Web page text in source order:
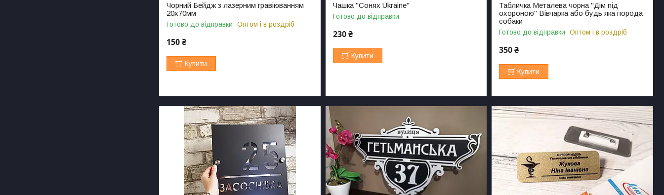
Чорний Бейдж з лазерним гравіюванням
20х70мм
Готово до відправки Оптом і в роздріб
150 ₴
Купити
Чашка "Сонях Ukraine"
Готово до відправки
230 ₴
Купити
Табличка Металева чорна "Дім під
охороною" Вівчарка або будь яка порода
собаки
Готово до відправки Оптом і в роздріб
350 ₴
Купити